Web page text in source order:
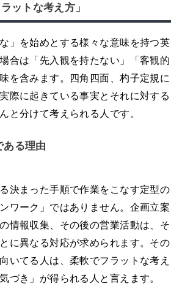
ットな考え方」
」を始めとする様々な意味を持つ英
合は「先入観を持たない」「客観的
を含みます。四角四面、杓子定規に
際に起きている事実とそれに対する
と分けて考えられる人です。
ある理由
決まった手順で作業をこなす定型の
ワーク」ではありません。企画立案
情報収集、その後の営業活動は、そ
に異なる対応が求められます。その
いてる人は、柔軟でフラットな考え
づき」が得られる人と言えます。